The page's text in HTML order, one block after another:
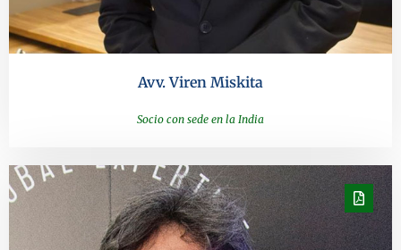
Avv. Viren Miskita
Socio con sede en la India